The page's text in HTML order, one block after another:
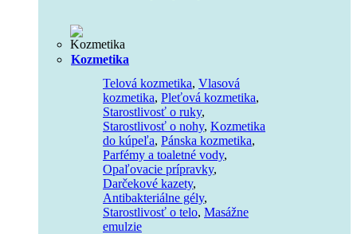
Kozmetika
Telová kozmetika, Vlasová
kozmetika, Pleťová kozmetika,
Starostlivosť o ruky,
Starostlivosť o nohy, Kozmetika
do kúpeľa, Pánska kozmetika,
Parfémy a toaletné vody,
Opaľovacie prípravky,
Darčekové kazety,
Antibakteriálne gély,
Starostlivosť o telo, Masážne
emulzie